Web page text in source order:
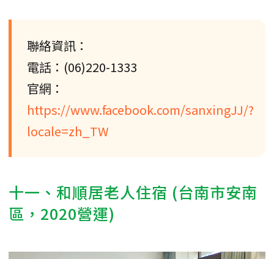
聯絡資訊：
電話：(06)220-1333
官網：
https://www.facebook.com/sanxingJJ/?
locale=zh_TW
十一、和順居老人住宿 (台南市安南
區，2020營運)